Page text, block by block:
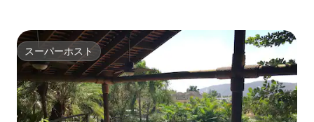
スーパーホスト
スーパーホスト